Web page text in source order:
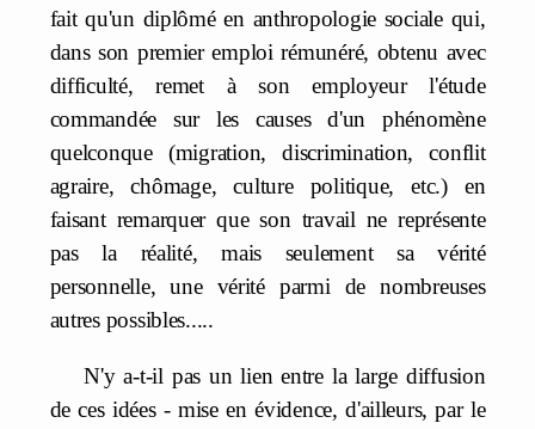
fait qu'un diplômé en anthropologie sociale qui,
dans son premier emploi rémunéré, obtenu avec
difficulté, remet à son employeur l'étude
commandée sur les causes d'un phénomène
quelconque (migration, discrimination, conflit
agraire, chômage, culture politique, etc.) en
faisant remarquer que son travail ne représente
pas la réalité, mais seulement sa vérité
personnelle, une vérité parmi de nombreuses
autres possibles.....
N'y a-t-il pas un lien entre la large diffusion
de ces idées - mise en évidence, d'ailleurs, par le